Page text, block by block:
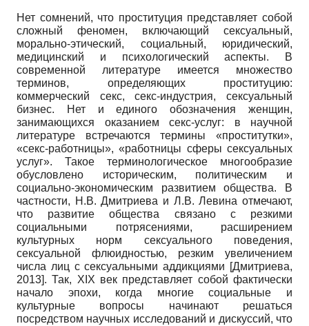
Нет сомнений, что проституция представляет собой
сложный феномен, включающий сексуальный,
морально-этический, социальный, юридический,
медицинский и психологический аспекты. В
современной литературе имеется множество
терминов, определяющих проституцию:
коммерческий секс, секс-индустрия, сексуальный
бизнес. Нет и единого обозначения женщин,
занимающихся оказанием секс-услуг: в научной
литературе встречаются термины «проститутки»,
«секс-работницы», «работницы сферы сексуальных
услуг». Такое терминологическое многообразие
обусловлено историческим, политическим и
социально-экономическим развитием общества. В
частности, Н.В. Дмитриева и Л.В. Левина отмечают,
что развитие общества связано с резкими
социальными потрясениями, расширением
культурных норм сексуального поведения,
сексуальной флюидностью, резким увеличением
числа лиц с сексуальными аддикциями [Дмитриева,
2013]. Так, XIX век представляет собой фактически
начало эпохи, когда многие социальные и
культурные вопросы начинают решаться
посредством научных исследований и дискуссий, что